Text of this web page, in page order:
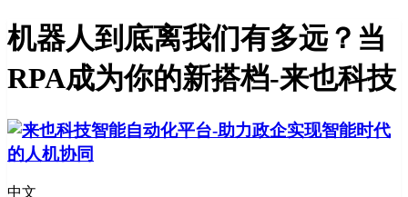
机器人到底离我们有多远？当
RPA成为你的新搭档-来也科技
中文